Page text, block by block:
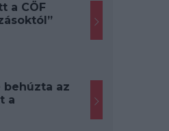
a CÖF
behúzta az
a